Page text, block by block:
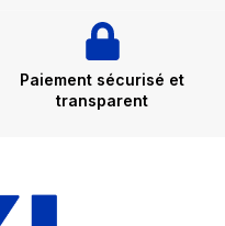
Paiement sécurisé et
transparent